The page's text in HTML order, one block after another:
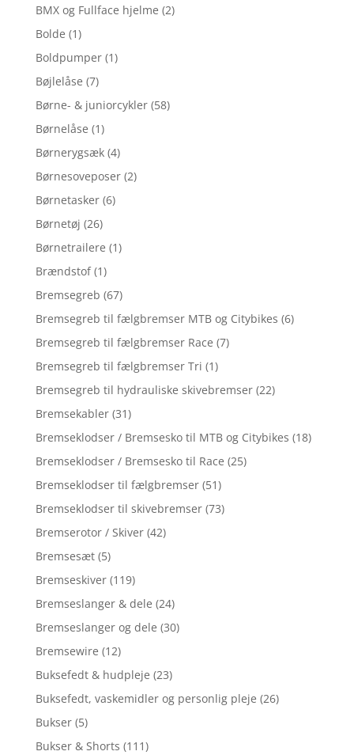
BMX og Fullface hjelme (2)
Bolde (1)
Boldpumper (1)
Bøjlelåse (7)
Børne- & juniorcykler (58)
Børnelåse (1)
Børnerygsæk (4)
Børnesoveposer (2)
Børnetasker (6)
Børnetøj (26)
Børnetrailere (1)
Brændstof (1)
Bremsegreb (67)
Bremsegreb til fælgbremser MTB og Citybikes (6)
Bremsegreb til fælgbremser Race (7)
Bremsegreb til fælgbremser Tri (1)
Bremsegreb til hydrauliske skivebremser (22)
Bremsekabler (31)
Bremseklodser / Bremsesko til MTB og Citybikes (18)
Bremseklodser / Bremsesko til Race (25)
Bremseklodser til fælgbremser (51)
Bremseklodser til skivebremser (73)
Bremserotor / Skiver (42)
Bremsesæt (5)
Bremseskiver (119)
Bremseslanger & dele (24)
Bremseslanger og dele (30)
Bremsewire (12)
Buksefedt & hudpleje (23)
Buksefedt, vaskemidler og personlig pleje (26)
Bukser (5)
Bukser & Shorts (111)